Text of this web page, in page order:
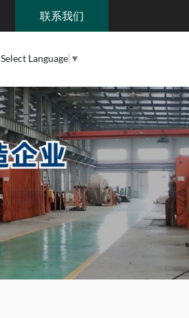
联系我们
Select Language ▼